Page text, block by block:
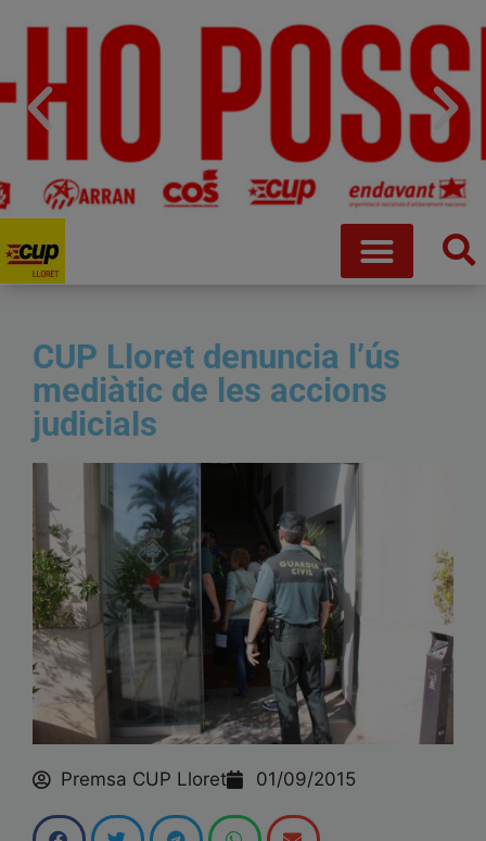
CUP Lloret denuncia l’ús
mediàtic de les accions
judicials
Premsa CUP Lloret 01/09/2015